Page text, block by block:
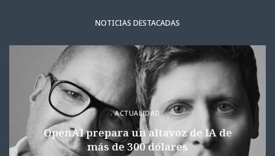
NOTICIAS DESTACADAS
ACTUALIDAD
OpenAI prepara un altavoz de IA de
más de 300 dólares